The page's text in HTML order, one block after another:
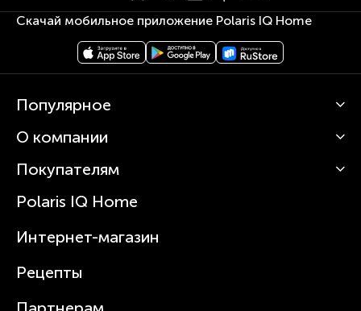
Скачай мобильное приложение Polaris IQ Home
Популярное
Кофемашины
Вертикальные пылесосы
Зубные щетки и ирригаторы
Увлажнители
Посуда
О компании
О Polaris
Статьи
Покупателям
Сервисные центры
Где купить
Polaris IQ Home
Интернет-магазин
Рецепты